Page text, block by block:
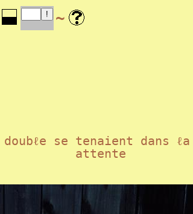
~
doubℓe se tenaient dans
attente